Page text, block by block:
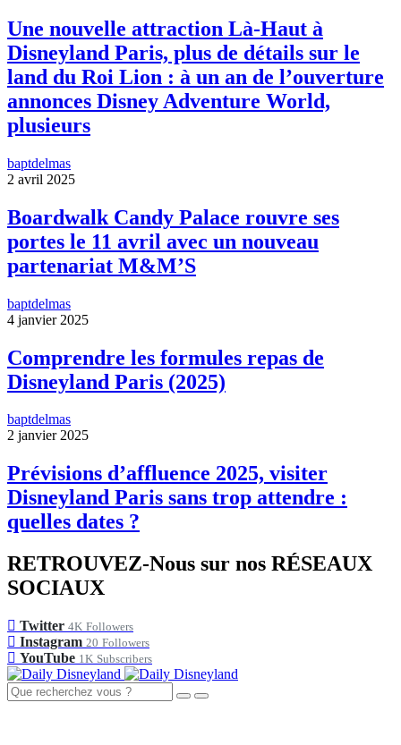
Une nouvelle attraction Là-Haut à
Disneyland Paris, plus de détails sur le
land du Roi Lion : à un an de l’ouverture
annonces Disney Adventure World,
plusieurs
baptdelmas
2 avril 2025
Boardwalk Candy Palace rouvre ses
portes le 11 avril avec un nouveau
partenariat M&M’S
baptdelmas
4 janvier 2025
Comprendre les formules repas de
Disneyland Paris (2025)
baptdelmas
2 janvier 2025
Prévisions d’affluence 2025, visiter
Disneyland Paris sans trop attendre :
quelles dates ?
RETROUVEZ-Nous sur nos RÉSEAUX
SOCIAUX
Twitter 4K Followers
Instagram 20 Followers
YouTube 1K Subscribers